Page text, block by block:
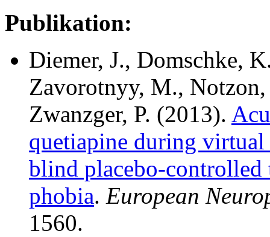
Publikation:
Diemer, J., Domschke,
Zavorotnyy, M.,
Zwanzger, P. (2013).
quetiapine during
blind placebo-
phobia. European
1560.